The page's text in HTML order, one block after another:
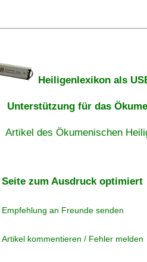
Heiligenlexikon als
Unterstützung für das
Artikel des Ökumenischen
Seite zum Ausdruck optimiert
Empfehlung an Freunde senden
Artikel kommentieren / Fehler melden